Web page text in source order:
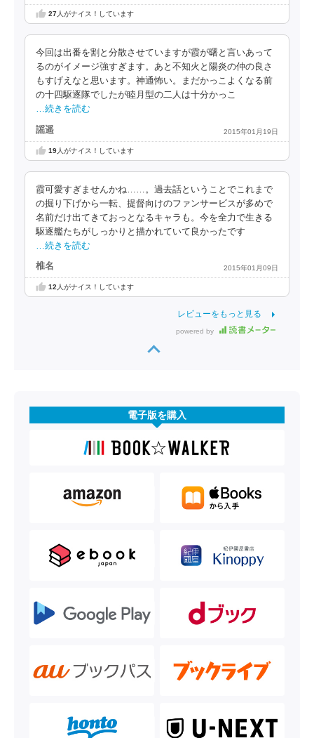
27人がナイス！しています
今回は出番を割と分散させていますが霞が曙と言いあって
るのがイメージ強すぎます。あと不知火と陽炎の仲の良さ
もすげえなと思います。神通怖い。まだかっこよくなる前
の十四駆逐隊でしたが睦月型の二人は十分かっこ
…続きを読む
謡遥 2015年01月19日
19人がナイス！しています
霞可愛すぎませんかね……。過去話ということでこれまで
の掘り下げから一転、提督向けのファンサービスが多めで
名前だけ出てきておっとなるキャラも。今を全力で生きる
駆逐艦たちがしっかりと描かれていて良かったです
…続きを読む
椎名 2015年01月09日
12人がナイス！しています
レビューをもっと見る
powered by
電子版を購入